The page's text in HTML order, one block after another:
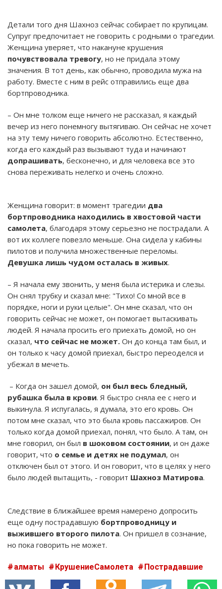
Детали того дня Шахноз сейчас собирает по крупицам.
Супруг предпочитает не говорить с родными о трагедии.
Женщина уверяет, что накануне крушения
почувствовала тревогу, но не придала этому
значения. В тот день, как обычно, проводила мужа на
работу. Вместе с ним в рейс отправились еще два
бортпроводника.
– Он мне толком еще ничего не рассказал, я каждый
вечер из него понемногу вытягиваю. Он сейчас не хочет
на эту тему ничего говорить абсолютно. Естественно,
когда его каждый раз вызывают туда и начинают
допрашивать, бесконечно, и для человека все это
снова переживать нелегко и очень сложно.
Женщина говорит: в момент трагедии два
бортпроводника находились в хвостовой части
самолета, благодаря этому серьезно не пострадали. А
вот их коллеге повезло меньше. Она сидела у кабины
пилотов и получила множественные переломы.
Девушка лишь чудом осталась в живых.
– Я начала ему звонить, у меня была истерика и слезы.
Он снял трубку и сказал мне: "Тихо! Со мной все в
порядке, ноги и руки целые". Он мне сказал, что он
говорить сейчас не может, он помогает вытаскивать
людей. Я начала просить его приехать домой, но он
сказал, что сейчас не может. Он до конца там был, и
он только к часу домой приехал, быстро переоделся и
убежал в мечеть.
– Когда он зашел домой, он был весь бледный,
рубашка была в крови. Я быстро сняла ее с него и
выкинула. Я испугалась, я думала, это его кровь. Он
потом мне сказал, что это была кровь пассажиров. Он
только когда домой приехал, понял, что было. А там, он
мне говорил, он был в шоковом состоянии, и он даже
говорит, что о семье и детях не подумал, он
отключен был от этого. И он говорит, что в целях у него
было людей вытащить, - говорит Шахноз Матирова.
Следствие в ближайшее время намерено допросить
еще одну пострадавшую бортпроводницу и
выжившего второго пилота. Он пришел в сознание,
но пока говорить не может.
алматы КрушениеСамолета Пострадавшие